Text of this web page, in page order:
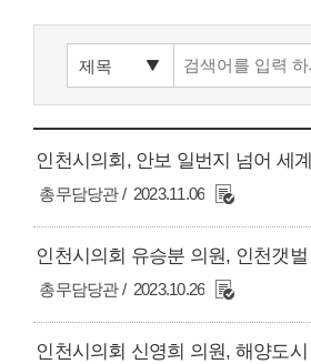
총무담당관 2023.11.06
총무담당관 2023.10.26